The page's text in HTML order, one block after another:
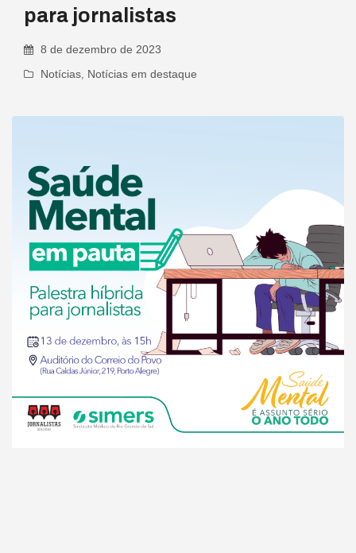
para jornalistas
8 de dezembro de 2023
Notícias, Notícias em destaque